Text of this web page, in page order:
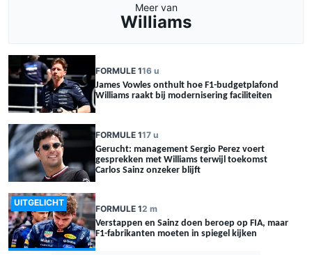
Meer van
Williams
FORMULE 116 u
James Vowles onthult hoe F1-budgetplafond
Williams raakt bij modernisering faciliteiten
FORMULE 117 u
Gerucht: management Sergio Perez voert
gesprekken met Williams terwijl toekomst
Carlos Sainz onzeker blijft
UITGELICHT
FORMULE 12 m
Verstappen en Sainz doen beroep op FIA, maar
F1-fabrikanten moeten in spiegel kijken